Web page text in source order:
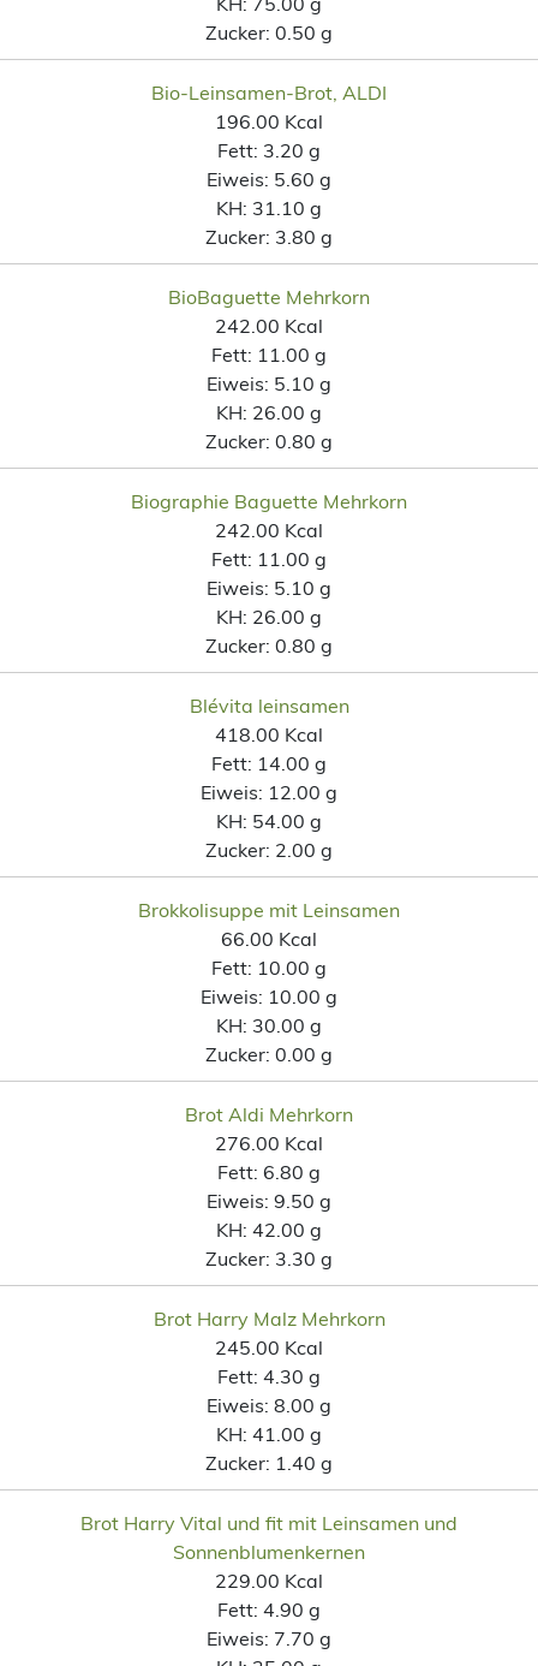
Zucker: 0.50 g
Bio-Leinsamen-Brot, ALDI
196.00 Kcal
Fett: 3.20 g
Eiweis: 5.60 g
KH: 31.10 g
Zucker: 3.80 g
BioBaguette Mehrkorn
242.00 Kcal
Fett: 11.00 g
Eiweis: 5.10 g
KH: 26.00 g
Zucker: 0.80 g
Biographie Baguette Mehrkorn
242.00 Kcal
Fett: 11.00 g
Eiweis: 5.10 g
KH: 26.00 g
Zucker: 0.80 g
Blévita leinsamen
418.00 Kcal
Fett: 14.00 g
Eiweis: 12.00 g
KH: 54.00 g
Zucker: 2.00 g
Brokkolisuppe mit Leinsamen
66.00 Kcal
Fett: 10.00 g
Eiweis: 10.00 g
KH: 30.00 g
Zucker: 0.00 g
Brot Aldi Mehrkorn
276.00 Kcal
Fett: 6.80 g
Eiweis: 9.50 g
KH: 42.00 g
Zucker: 3.30 g
Brot Harry Malz Mehrkorn
245.00 Kcal
Fett: 4.30 g
Eiweis: 8.00 g
KH: 41.00 g
Zucker: 1.40 g
Brot Harry Vital und fit mit Leinsamen und
Sonnenblumenkernen
229.00 Kcal
Fett: 4.90 g
Eiweis: 7.70 g